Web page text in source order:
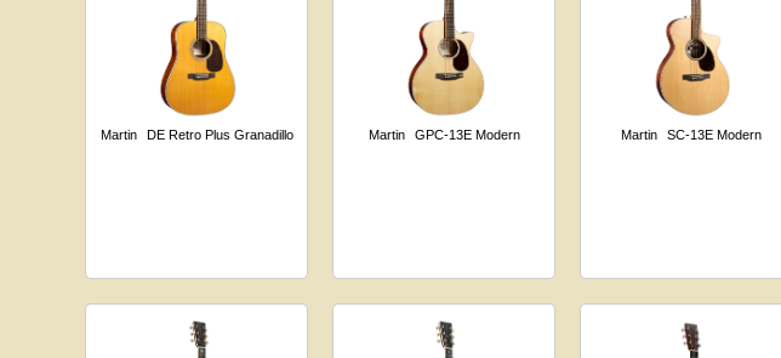
Martin DE Retro Plus Granadillo Martin GPC-13E Modern Martin SC-13E Modern